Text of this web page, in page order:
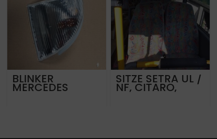
BLINKER
MERCEDES
SITZE SETRA UL /
NF, CITARO,
INTOURO